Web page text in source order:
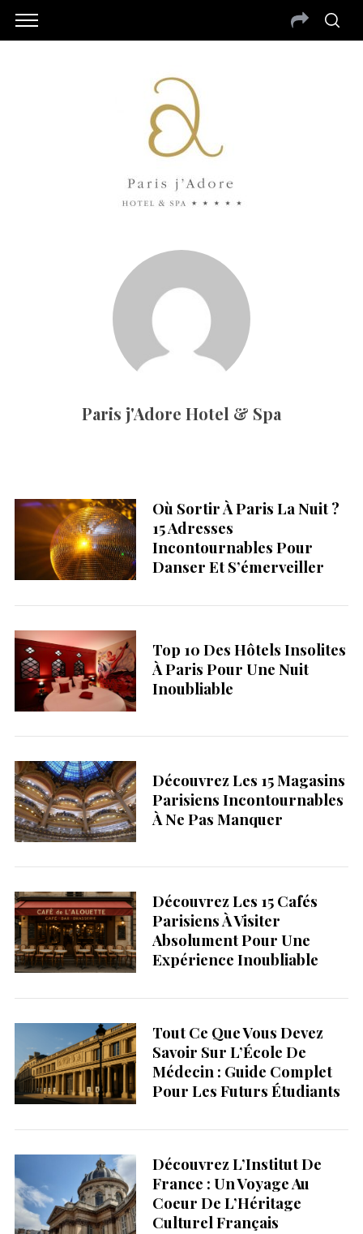
Paris j'Adore Hotel & Spa
Où Sortir À Paris La Nuit ?
15 Adresses
Incontournables Pour
Danser Et S’émerveiller
Top 10 Des Hôtels Insolites
À Paris Pour Une Nuit
Inoubliable
Découvrez Les 15 Magasins
Parisiens Incontournables
À Ne Pas Manquer
Découvrez Les 15 Cafés
Parisiens À Visiter
Absolument Pour Une
Expérience Inoubliable
Tout Ce Que Vous Devez
Savoir Sur L’École De
Médecin : Guide Complet
Pour Les Futurs Étudiants
Découvrez L’Institut De
France : Un Voyage Au
Coeur De L’Héritage
Culturel Français